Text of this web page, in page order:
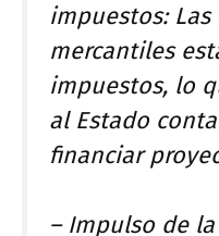
impuestos: Las
mercantiles
impuestos, lo
al Estado
financiar
– Impulso de